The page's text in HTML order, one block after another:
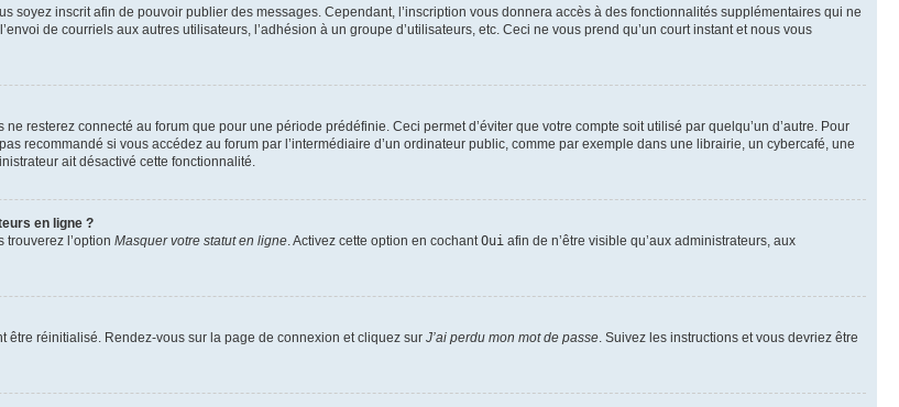
soyez inscrit afin de pouvoir publier des messages. Cependant, l’inscription vous donnera accès à des fonctionnalités supplémentaires qui ne
de courriels aux autres utilisateurs, l’adhésion à un groupe d’utilisateurs, etc. Ceci ne vous prend qu’un court instant et nous vous
resterez connecté au forum que pour une période prédéfinie. Ceci permet d’éviter que votre compte soit utilisé par quelqu’un d’autre. Pour
recommandé si vous accédez au forum par l’intermédiaire d’un ordinateur public, comme par exemple dans une librairie, un cybercafé, une
ait désactivé cette fonctionnalité.
en ligne ?
trouverez l’option Masquer votre statut en ligne . Activez cette option en cochant Oui afin de n’être visible qu’aux administrateurs, aux
être réinitialisé. Rendez-vous sur la page de connexion et cliquez sur J’ai perdu mon mot de passe . Suivez les instructions et vous devriez être